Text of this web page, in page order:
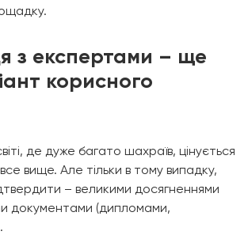
з експертами – ще
корисного
де дуже багато шахраїв, цінується
вище. Але тільки в тому випадку,
– великими досягненнями
документами (дипломами,